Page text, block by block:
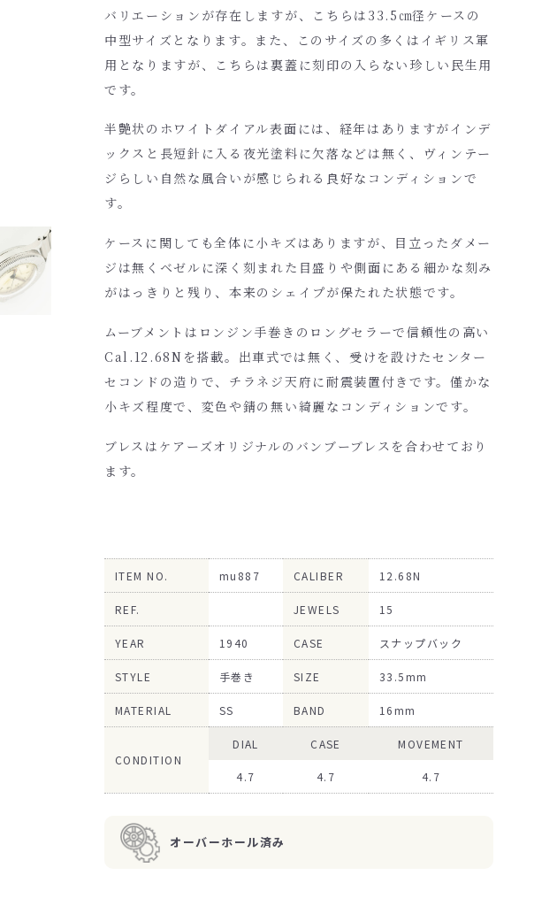
バリエーションが存在しますが、こちらは33.5㎝径ケースの
中型サイズとなります。また、このサイズの多くはイギリス軍
用となりますが、こちらは裏蓋に刻印の入らない珍しい民生用
です。
半艶状のホワイトダイアル表面には、経年はありますがインデ
ックスと長短針に入る夜光塗料に欠落などは無く、ヴィンテー
ジらしい自然な風合いが感じられる良好なコンディションで
す。
ケースに関しても全体に小キズはありますが、目立ったダメー
ジは無くベゼルに深く刻まれた目盛りや側面にある細かな刻み
がはっきりと残り、本来のシェイプが保たれた状態です。
ムーブメントはロンジン手巻きのロングセラーで信頼性の高い
Cal.12.68Nを搭載。出車式では無く、受けを設けたセンター
セコンドの造りで、チラネジ天府に耐震装置付きです。僅かな
小キズ程度で、変色や錆の無い綺麗なコンディションです。
ブレスは ケアーズオリジナルのバンブーブレス を合わせており
ます。
ITEM NO. mu887 CALIBER 12.68N
REF. JEWELS 15
YEAR 1940 CASE スナップバック
STYLE 手巻き SIZE 33.5mm
MATERIAL SS BAND 16mm
CONDITION
DIAL CASE MOVEMENT
4.7 4.7 4.7
オーバーホール済み